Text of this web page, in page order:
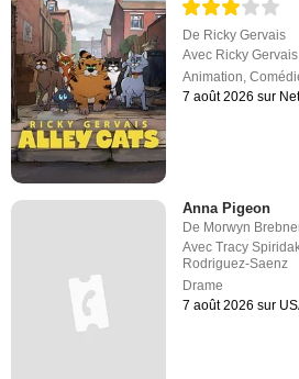
De Ricky Gervais
Avec Ricky Gervais
Animation,
7 août 2026 sur
Anna Pigeon
De Morwyn
AvecTracy
Rodriguez-Saenz
Drame
7 août 2026 sur